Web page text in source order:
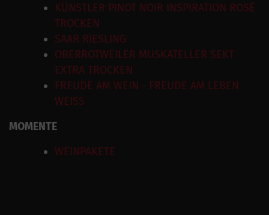
KÜNSTLER PINOT NOIR INSPIRATION ROSÉ
TROCKEN
SAAR RIESLING
OBERROTWEILER MUSKATELLER SEKT
EXTRA TROCKEN
FREUDE AM WEIN - FREUDE AM LEBEN
WEISS
MOMENTE
WEINPAKETE